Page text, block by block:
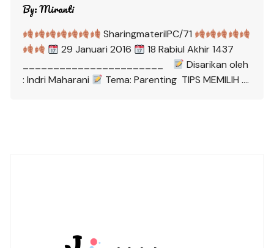
By:Miranti
SharingmateriIPC/71
29 Januari 2016
18 Rabiul Akhir 1437
Disarikan oleh
: Indri Maharani
Tema: Parenting TIPS MEMILIH ….